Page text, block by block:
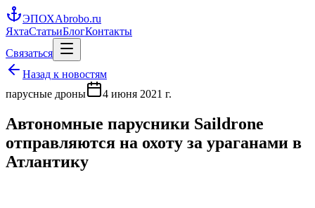
ЭПОХАbrobo.ru
ЯхтаСтатьиБлогКонтакты
Связаться
Назад к новостям
парусные дроны
4 июня 2021 г.
Автономные парусники Saildrone
отправляются на охоту за ураганами в
Атлантику